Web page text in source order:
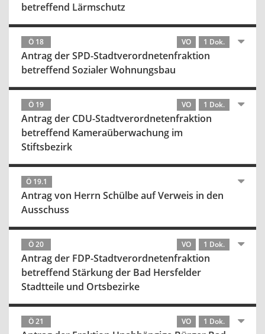
betreffend Lärmschutz
Ö 18 VO 1 Dok.
Antrag der SPD-Stadtverordnetenfraktion
betreffend Sozialer Wohnungsbau
Ö 19 VO 1 Dok.
Antrag der CDU-Stadtverordnetenfraktion
betreffend Kameraüberwachung im
Stiftsbezirk
Ö 19.1
Antrag von Herrn Schülbe auf Verweis in den
Ausschuss
Ö 20 VO 1 Dok.
Antrag der FDP-Stadtverordnetenfraktion
betreffend Stärkung der Bad Hersfelder
Stadtteile und Ortsbezirke
Ö 21 VO 1 Dok.